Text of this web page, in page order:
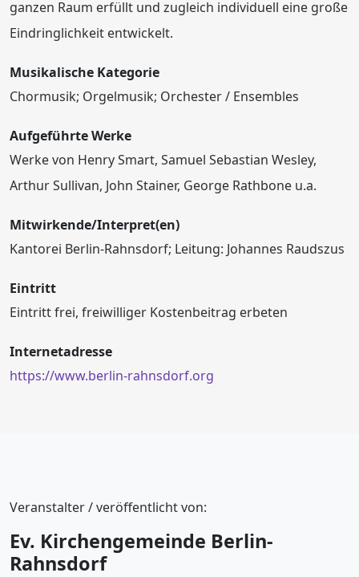
ganzen Raum erfüllt und zugleich individuell eine große
Eindringlichkeit entwickelt.
Musikalische Kategorie
Chormusik; Orgelmusik; Orchester / Ensembles
Aufgeführte Werke
Werke von Henry Smart, Samuel Sebastian Wesley,
Arthur Sullivan, John Stainer, George Rathbone u.a.
Mitwirkende/Interpret(en)
Kantorei Berlin-Rahnsdorf; Leitung: Johannes Raudszus
Eintritt
Eintritt frei, freiwilliger Kostenbeitrag erbeten
Internetadresse
https://www.berlin-rahnsdorf.org
Veranstalter / veröffentlicht von:
Ev. Kirchengemeinde Berlin-
Rahnsdorf